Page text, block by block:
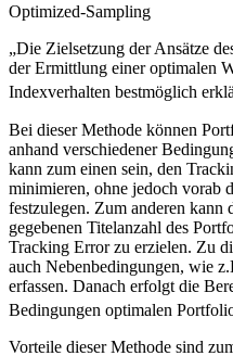
„Die Zielsetzung der Ansätze
der Ermittlung einer optimalen
Bei dieser Methode können
anhand verschiedener
kann zum einen sein, den
minimieren, ohne jedoch vorab
festzulegen. Zum anderen kann
gegebenen Titelanzahl des
Tracking Error zu erzielen. Zu
auch Nebenbedingungen, wie
erfassen. Danach erfolgt die